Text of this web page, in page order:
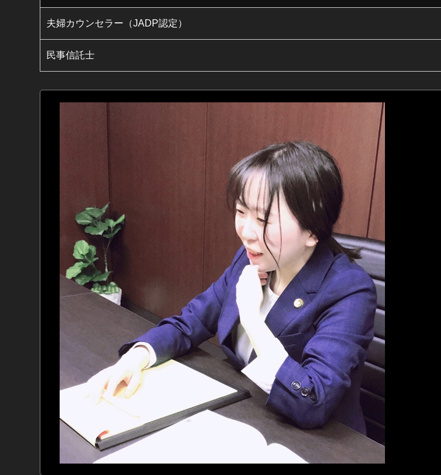
夫婦カウンセラー（JADP認定）
民事信託士